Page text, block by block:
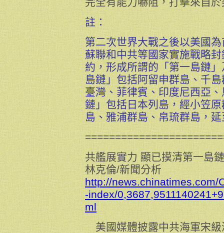
註：
第二次世界大戰之後以美國
蘇聯和中共等國家實施戰略
約，形成所謂的「第一島鏈
島鏈」包括阿留申群島、千
臺灣、菲律賓、印度尼西亞
鏈」包括日本列島，經小笠
島、雅浦群島、帛琉群島，
共艦展實力 顯已摸清第一島鏈
林克倫/新聞分析
http://news.chinatimes.com/
-index/
ml
美國媒體披露中共海軍宋級